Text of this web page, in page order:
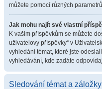
můžete pomocí různých
Jak mohu najít své vlastní
K vašim příspěvkům se můžete
uživatelovy příspěvky“ v
vyhledání témat, které jste
vyhledávání, kde zadáte
Sledování témat a záložky